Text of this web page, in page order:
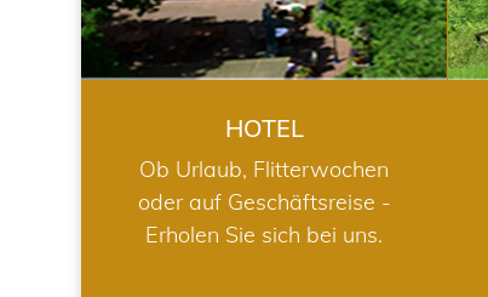
HOTEL
Ob Urlaub, Flitterwochen
oder auf Geschäftsreise -
Erholen Sie sich bei uns.